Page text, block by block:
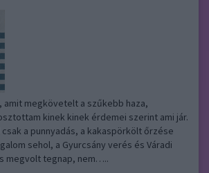
amit megkövetelt a szűkebb haza,
kinek kinek érdemei szerint ami jár.
a punnyadás, a kakaspörkölt őrzése
sehol, a Gyurcsány verés és Váradi
megvolt tegnap, nem…..